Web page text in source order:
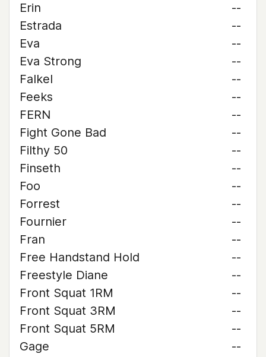
Erin
--
Estrada
--
Eva
--
Eva Strong
--
Falkel
--
Feeks
--
FERN
--
Fight Gone Bad
--
Filthy 50
--
Finseth
--
Foo
--
Forrest
--
Fournier
--
Fran
--
Free Handstand Hold
--
Freestyle Diane
--
Front Squat 1RM
--
Front Squat 3RM
--
Front Squat 5RM
--
Gage
--